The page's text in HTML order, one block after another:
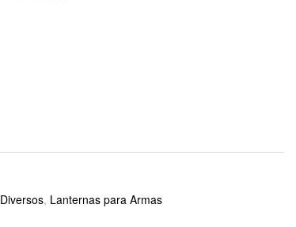
Diversos, Lanternas para Armas